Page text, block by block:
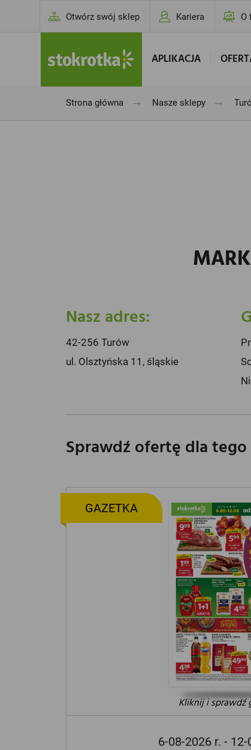
Otwórz swój sklep Kariera O
APLIKACJA
Strona główna → Nasze sklepy →
Nasz adres:
42-256 Turów
ul. Olsztyńska 11, śląskie
Sprawdź ofertę dla
Kliknij i sprawdź
6-08-2026 r. -
GAZETKA